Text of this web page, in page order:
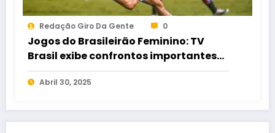
Redação Giro Da Gente 0
Jogos do Brasileirão Feminino: TV
Brasil exibe confrontos importantes
nesta quarta e quinta
Abril 30, 2025